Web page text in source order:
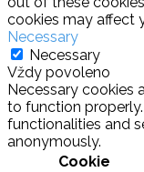
cookies may affect
Necessary
Necessary
Vždy povoleno
Necessary cookies
to function
functionalities and
anonymously.
Cookie